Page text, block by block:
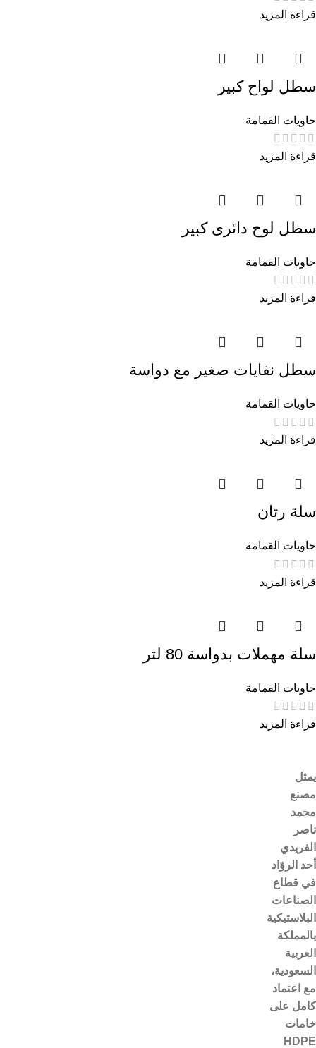
قراءة المزيد
سطل لواح كبير
حاويات القمامة
قراءة المزيد
سطل لوح دائرى كبير
حاويات القمامة
قراءة المزيد
سطل نفايات صغير مع دواسة
حاويات القمامة
قراءة المزيد
سلة رتان
حاويات القمامة
قراءة المزيد
سلة مهملات بدواسة 80 لتر
حاويات القمامة
قراءة المزيد
يمثل
مصنع
محمد
ناصر
الفريدي
أحد الروّاد
في قطاع
الصناعات
البلاستيكية
بالمملكة
العربية
السعودية،
مع اعتماد
كامل على
خامات
HDPE